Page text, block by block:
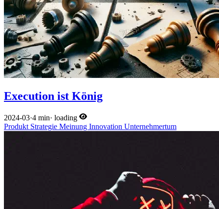
Execution ist König
2024-03·4 min· loading
Produkt Strategie Meinung Innovation Unternehmertum